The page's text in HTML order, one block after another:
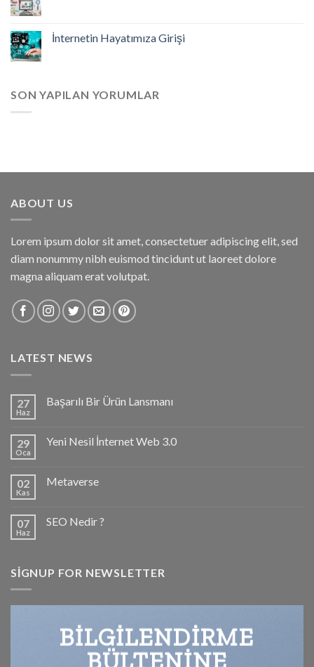
İnternetin Hayatımıza Girişi
SON YAPILAN YORUMLAR
ABOUT US
Lorem ipsum dolor sit amet, consectetuer adipiscing elit, sed
diam nonummy nibh euismod tincidunt ut laoreet dolore
magna aliquam erat volutpat.
LATEST NEWS
27
Haz
Başarılı Bir Ürün Lansmanı
29
Oca
Yeni Nesil İnternet Web 3.0
02
Kas
Metaverse
07
Haz
SEO Nedir ?
SIGNUP FOR NEWSLETTER
BILGILENDIRME